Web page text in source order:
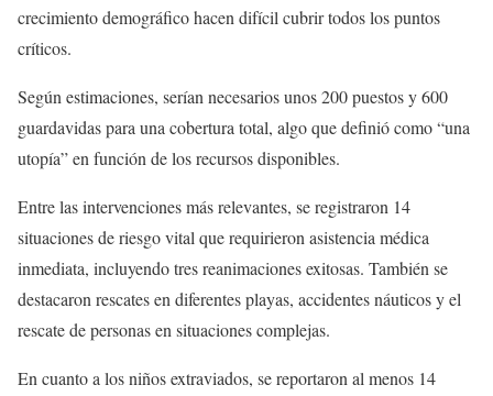
crecimiento demográfico hacen difícil cubrir todos los puntos
críticos.
Según estimaciones, serían necesarios unos 200 puestos y 600
guardavidas para una cobertura total, algo que definió como “una
utopía” en función de los recursos disponibles.
Entre las intervenciones más relevantes, se registraron 14
situaciones de riesgo vital que requirieron asistencia médica
inmediata, incluyendo tres reanimaciones exitosas. También se
destacaron rescates en diferentes playas, accidentes náuticos y el
rescate de personas en situaciones complejas.
En cuanto a los niños extraviados, se reportaron al menos 14